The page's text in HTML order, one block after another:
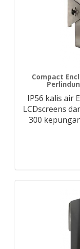
Compact
IP56 kalis air
LCDscreens
300